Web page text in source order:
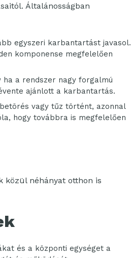
Általánosságban
egyszeri karbantartást javasol.
komponense megfelelően
a rendszer nagy forgalmú
ajánlott a karbantartás.
vagy tűz történt, azonnal
hogy továbbra is megfelelően
közül néhányat otthon is
és a központi egységet a